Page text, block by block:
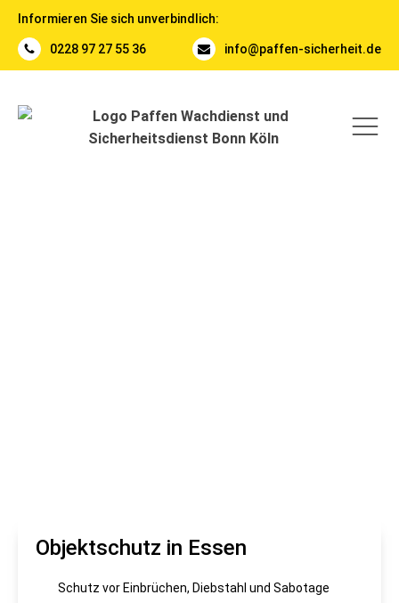
Informieren Sie sich unverbindlich:
0228 97 27 55 36 info@paffen-sicherheit.de
Objektschutz in Essen
Schutz vor Einbrüchen, Diebstahl und Sabotage